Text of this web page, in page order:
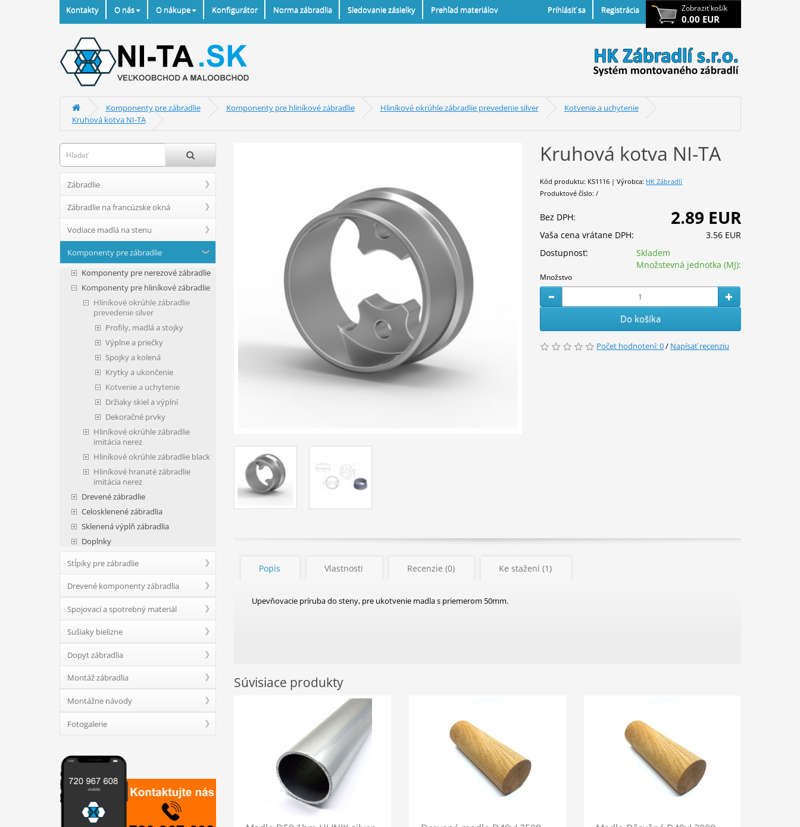
Zobraziť košík
0.00 EUR
Kontakty O nás O nákupe Konfigurátor Norma zábradlia Sledovanie zásielky Prehľad materiálov Prihlásiť sa Registrácia
Komponenty pre zábradlie Komponenty pre hliníkové zábradlie Hliníkové okrúhle zábradlie prevedenie silver
Kotvenie a uchytenie
Kruhová kotva NI-TA
Zábradlie
Zábradlie na francúzske okná
Vodiace madlá na stenu
Komponenty pre zábradlie
Komponenty pre nerezové zábradlie
Komponenty pre hliníkové zábradlie
Hliníkové okrúhle zábradlie
prevedenie silver
Profily, madlá a stojky
Výplne a priečky
Spojky a kolená
Krytky a ukončenie
Kotvenie a uchytenie
Držiaky skiel a výplní
Dekoračné prvky
Hliníkové okrúhle zábradlie
imitácia nerez
Hliníkové okrúhle zábradlie black
Hliníkové hranaté zábradlie
imitácia nerez
Drevené zábradlie
Celosklenené zábradlia
Sklenená výplň zábradlia
Doplnky
Stĺpiky pre zábradlie
Drevené komponenty zábradlia
Spojovací a spotrebný materiál
Sušiaky bielizne
Dopyt zábradlia
Montáž zábradlia
Montážne návody
Fotogalerie
Kruhová kotva NI-TA
Kód produktu: KS1116 | Výrobca: HK Zábradlí
Produktové číslo: /
Bez DPH: 2.89 EUR
Vaša cena vrátane DPH:
3.56 EUR
Dostupnosť:
Skladem
Množstevná jednotka (MJ):
Množstvo
Do košíka
Počet hodnotení: 0/ Napísať recenziu
Popis Vlastnosti Recenzie (0) Ke stažení (1)
Upevňovacie príruba do steny, pre ukotvenie madla s priemerom 50mm.
Súvisiace produkty